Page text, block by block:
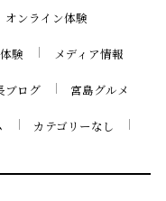
オンライン体験
体験 メディア情報
ブログ 宮島グルメ
カテゴリーなし